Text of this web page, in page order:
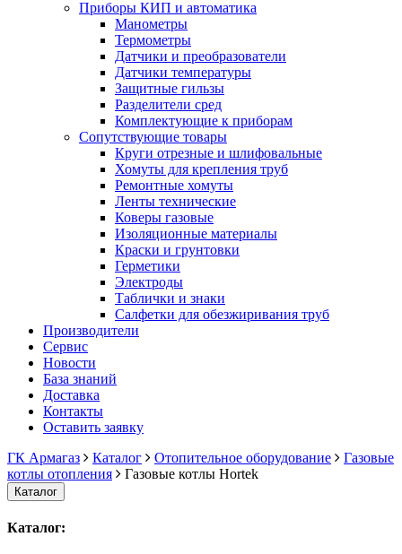
Приборы КИП и автоматика
Манометры
Термометры
Датчики и преобразователи
Датчики температуры
Защитные гильзы
Разделители сред
Комплектующие к приборам
Сопутствующие товары
Круги отрезные и шлифовальные
Хомуты для крепления труб
Ремонтные хомуты
Ленты технические
Коверы газовые
Изоляционные материалы
Краски и грунтовки
Герметики
Электроды
Таблички и знаки
Салфетки для обезжиривания труб
Производители
Сервис
Новости
База знаний
Доставка
Контакты
Оставить заявку
ГК Армагаз
Каталог Отопительное оборудование
Газовые
котлы отопления
Газовые котлы Hortek
Каталог
Каталог: